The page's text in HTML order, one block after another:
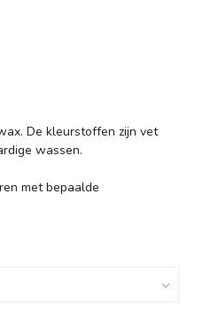
De kleurstoffen zijn vet
wassen.
met bepaalde